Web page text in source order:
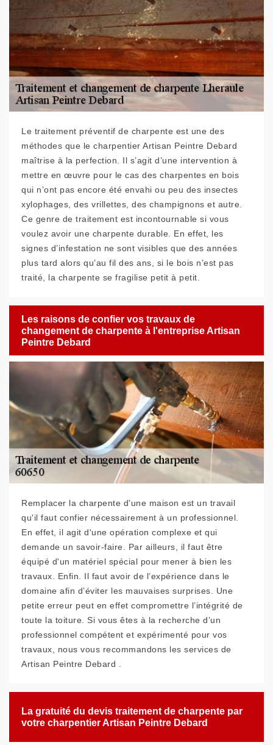
Le traitement préventif de charpente est une des
méthodes que le charpentier Artisan Peintre Debard
maîtrise à la perfection. Il s’agit d’une intervention à
mettre en œuvre pour le cas des charpentes en bois
qui n’ont pas encore été envahi ou peu des insectes
xylophages, des vrillettes, des champignons et autre.
Ce genre de traitement est incontournable si vous
voulez avoir une charpente durable. En effet, les
signes d’infestation ne sont visibles que des années
plus tard alors qu’au fil des ans, si le bois n’est pas
traité, la charpente se fragilise petit à petit.
Les raisons de confier vos travaux de
changement de charpente à l'entreprise Artisan
Peintre Debard
Remplacer la charpente d'une maison est un travail
qu'il faut confier nécessairement à un professionnel.
En effet, il agit d'une opération complexe et qui
demande un savoir-faire. Par ailleurs, il faut être
équipé d'un matériel spécial pour mener à bien les
travaux. Enfin. Il faut avoir de l’expérience dans le
domaine afin d’éviter les mauvaises surprises. Une
petite erreur peut en effet compromettre l’intégrité de
toute la toiture. Si vous êtes à la recherche d’un
professionnel compétent et expérimenté pour vos
travaux, nous vous recommandons les services de
Artisan Peintre Debard .
La gratuité du devis traitement de charpente par
votre charpentier Artisan Peintre Debard